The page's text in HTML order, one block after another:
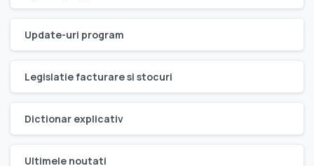
Update-uri program
Legislatie facturare si stocuri
Dictionar explicativ
Ultimele noutati